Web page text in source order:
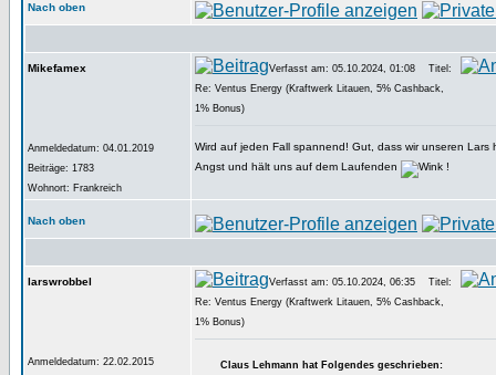
Nach oben
Mikefamex
Anmeldedatum: 04.01.2019
Beiträge: 1783
Wohnort: Frankreich
Verfasst am: 05.10.2024, 01:08
Titel:
Re: Ventus Energy (Kraftwerk Litauen, 5% Cashback,
1% Bonus)
Wird auf jeden Fall spannend! Gut, dass wir unseren Lars
Angst und hält uns auf dem Laufenden
!
Nach oben
larswrobbel
Anmeldedatum: 22.02.2015
Verfasst am: 05.10.2024, 06:35
Titel:
Re: Ventus Energy (Kraftwerk Litauen, 5% Cashback,
1% Bonus)
Claus Lehmann hat Folgendes geschrieben: